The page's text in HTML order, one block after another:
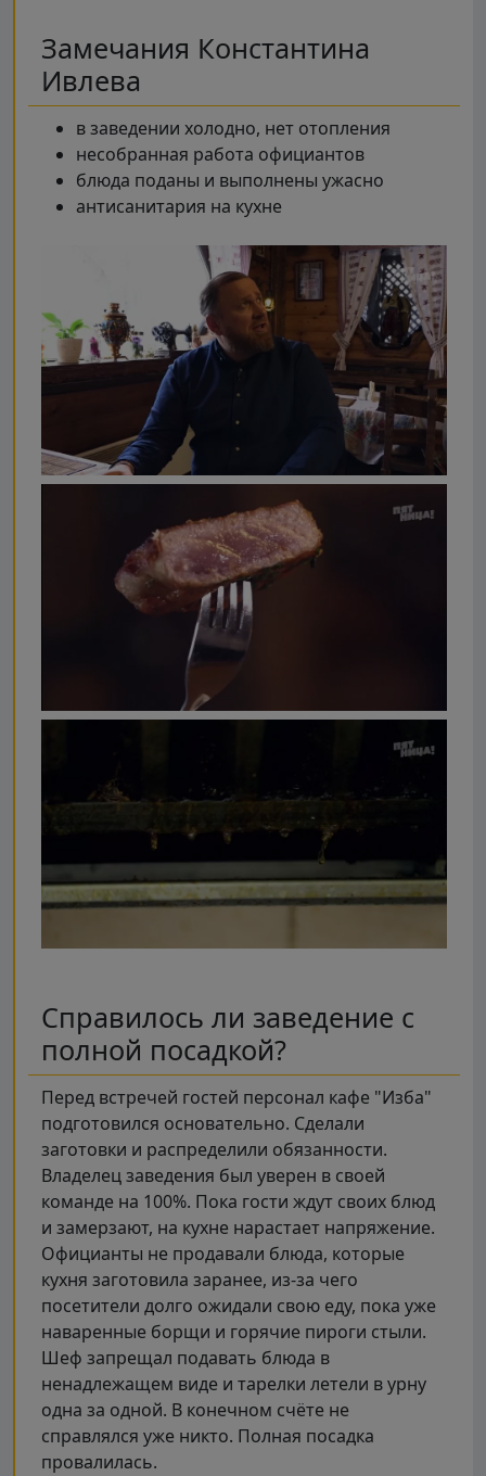
Замечания Константина
Ивлева
в заведении холодно, нет отопления
несобранная работа официантов
блюда поданы и выполнены ужасно
антисанитария на кухне
Справилось ли заведение с
полной посадкой?
Перед встречей гостей персонал кафе "Изба"
подготовился основательно. Сделали
заготовки и распределили обязанности.
Владелец заведения был уверен в своей
команде на 100%. Пока гости ждут своих блюд
и замерзают, на кухне нарастает напряжение.
Официанты не продавали блюда, которые
кухня заготовила заранее, из-за чего
посетители долго ожидали свою еду, пока уже
наваренные борщи и горячие пироги стыли.
Шеф запрещал подавать блюда в
ненадлежащем виде и тарелки летели в урну
одна за одной. В конечном счёте не
справлялся уже никто. Полная посадка
провалилась.